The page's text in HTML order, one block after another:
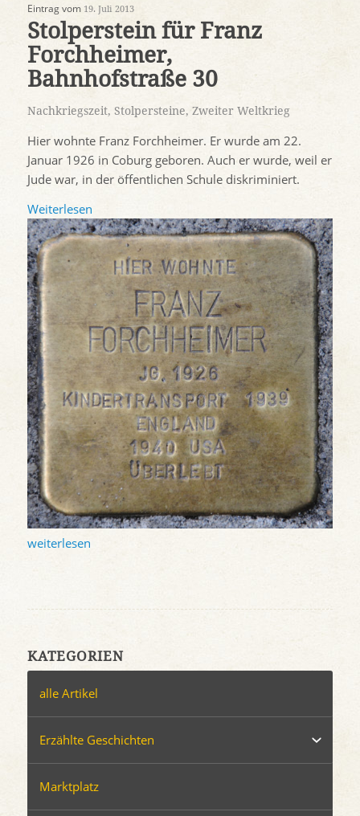
Eintrag vom 19. Juli 2013
Stolperstein für Franz
Forchheimer,
Bahnhofstraße 30
Nachkriegszeit, Stolpersteine, Zweiter Weltkrieg
Hier wohnte Franz Forchheimer. Er wurde am 22.
Januar 1926 in Coburg geboren. Auch er wurde, weil er
Jude war, in der öffentlichen Schule diskriminiert.
Weiterlesen
weiterlesen
KATEGORIEN
alle Artikel
Erzählte Geschichten
Marktplatz